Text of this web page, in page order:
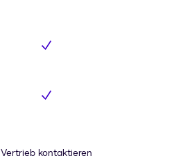
Inklusive
Inklusive
Vertrieb kontaktieren